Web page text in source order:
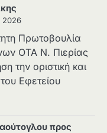
2026
Πρωτοβουλία
ΟΤΑ Ν. Πιερίας
την οριστική και
Εφετείου
προς